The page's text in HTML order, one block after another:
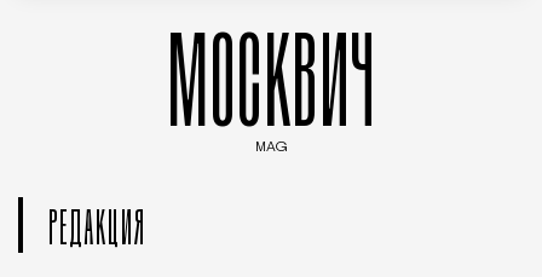
МОСКВИЧ
MAG
РЕДАКЦИЯ